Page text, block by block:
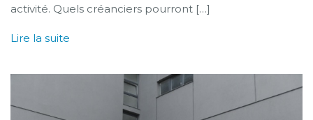
activité. Quels créanciers pourront […]
Lire la suite